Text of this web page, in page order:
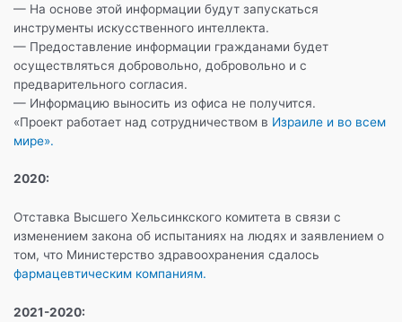
— На основе этой информации будут запускаться
инструменты искусственного интеллекта.
— Предоставление информации гражданами будет
осуществляться добровольно, добровольно и с
предварительного согласия.
— Информацию выносить из офиса не получится.
«Проект работает над сотрудничеством в Израиле и во всем
мире».
2020:
Отставка Высшего Хельсинкского комитета в связи с
изменением закона об испытаниях на людях и заявлением о
том, что Министерство здравоохранения сдалось
фармацевтическим компаниям.
2021-2020: